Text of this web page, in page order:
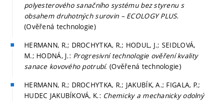
polyesterového sanačního systému bez styrenu s
obsahem druhotných surovin – ECOLOGY PLUS.
(Ověřená technologie)
HERMANN, R.; DROCHYTKA, R.; HODUL, J.; SEIDLOVÁ,
M.; HODNÁ, J.: Progresivní technologie ověření kvality
sanace kovového potrubí. (Ověřená technologie)
HERMANN, R.; DROCHYTKA, R.; JAKUBÍK, A.; FIGALA, P.;
HUDEC JAKUBÍKOVÁ, K.: Chemicky a mechanicky odolný